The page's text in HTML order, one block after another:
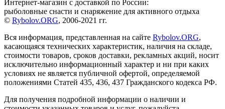
Интернет-магазин с доставкой по России:
рыболовные снасти и снаряжение для активного отдыха
© Rybolov.ORG, 2006-2021 гг.
Вся информация, представленная на сайте Rybolov.ORG,
касающаяся технических характеристик, наличия на складе,
стоимости товаров, сроков доставки, рекламных акций, носит
исключительно информационный характер и ни при каких
условиях не является публичной офертой, определяемой
положениями Статей 435, 436, 437 Гражданского кодекса РФ.
Для получения подробной информации о наличии и